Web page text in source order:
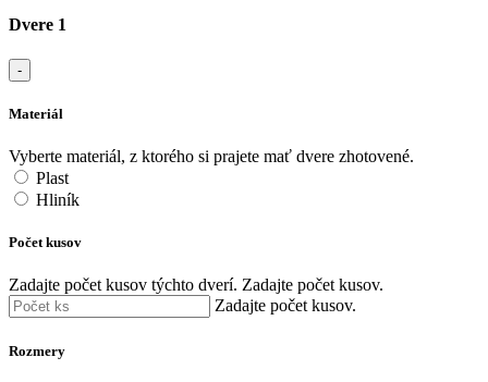
Dvere 1
-
Materiál
Vyberte materiál, z ktorého si prajete mať dvere zhotovené.
Plast
Hliník
Počet kusov
Zadajte počet kusov týchto dverí. Zadajte počet kusov.
Zadajte počet kusov.
Rozmery